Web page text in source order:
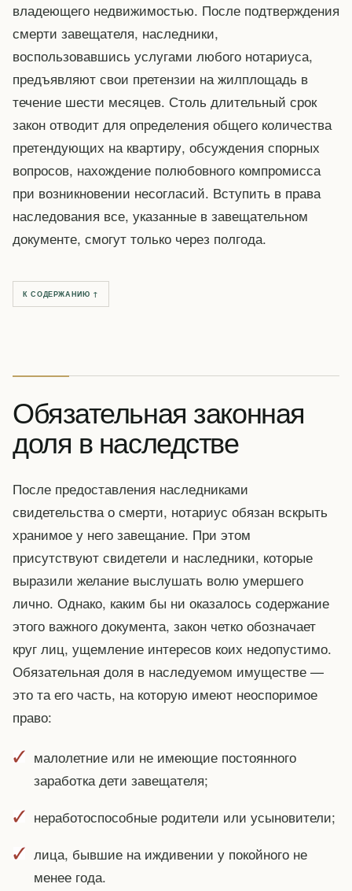
владеющего недвижимостью. После подтверждения
смерти завещателя, наследники,
воспользовавшись услугами любого нотариуса,
предъявляют свои претензии на жилплощадь в
течение шести месяцев. Столь длительный срок
закон отводит для определения общего количества
претендующих на квартиру, обсуждения спорных
вопросов, нахождение полюбовного компромисса
при возникновении несогласий. Вступить в права
наследования все, указанные в завещательном
документе, смогут только через полгода.
К СОДЕРЖАНИЮ ↑
Обязательная законная
доля в наследстве
После предоставления наследниками
свидетельства о смерти, нотариус обязан вскрыть
хранимое у него завещание. При этом
присутствуют свидетели и наследники, которые
выразили желание выслушать волю умершего
лично. Однако, каким бы ни оказалось содержание
этого важного документа, закон четко обозначает
круг лиц, ущемление интересов коих недопустимо.
Обязательная доля в наследуемом имуществе —
это та его часть, на которую имеют неоспоримое
право:
малолетние или не имеющие постоянного
заработка дети завещателя;
неработоспособные родители или усыновители;
лица, бывшие на иждивении у покойного не
менее года.